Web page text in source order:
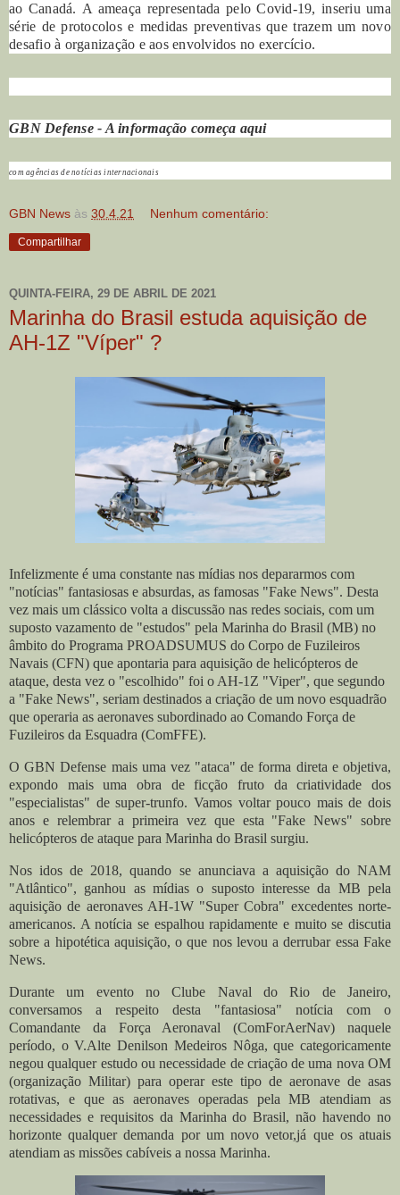
ao Canadá.A ameaça representada pelo Covid-19, inseriu uma
série de protocolos e medidas preventivas que trazem um novo
desafio à organização e aos envolvidos no exercício.
GBN Defense - A informação começa aqui
com agências de notícias internacionais
GBN News às 30.4.21 Nenhum comentário:
Compartilhar
QUINTA-FEIRA, 29 DE ABRIL DE 2021
Marinha do Brasil estuda aquisição de
AH-1Z "Víper" ?
Infelizmente é uma constante nas mídias nos depararmos com
"notícias" fantasiosas e absurdas, as famosas "Fake News". Desta
vez mais um clássico volta a discussão nas redes sociais, com um
suposto vazamento de "estudos" pela Marinha do Brasil (MB) no
âmbito do Programa PROADSUMUS do Corpo de Fuzileiros
Navais (CFN) que apontaria para aquisição de helicópteros de
ataque, desta vez o "escolhido" foi o AH-1Z "Viper", que segundo
a "Fake News", seriam destinados a criação de um novo esquadrão
que operaria as aeronaves subordinado ao Comando Força de
Fuzileiros da Esquadra (ComFFE).
O GBN Defense mais uma vez "ataca" de forma direta e objetiva,
expondo mais uma obra de ficção fruto da criatividade dos
"especialistas" de super-trunfo. Vamos voltar pouco mais de dois
anos e relembrar a primeira vez que esta "Fake News" sobre
helicópteros de ataque para Marinha do Brasil surgiu.
Nos idos de 2018, quando se anunciava a aquisição do NAM
"Atlântico", ganhou as mídias o suposto interesse da MB pela
aquisição de aeronaves AH-1W "Super Cobra" excedentes norte-
americanos. A notícia se espalhou rapidamente e muito se discutia
sobre a hipotética aquisição, o que nos levou a derrubar essa Fake
News.
Durante um evento no Clube Naval do Rio de Janeiro,
conversamos a respeito desta "fantasiosa" notícia com o
Comandante da Força Aeronaval (ComForAerNav) naquele
período, o V.Alte Denilson Medeiros Nôga, que categoricamente
negou qualquer estudo ou necessidade de criação de uma nova OM
(organização Militar) para operar este tipo de aeronave de asas
rotativas, e que as aeronaves operadas pela MB atendiam as
necessidades e requisitos da Marinha do Brasil, não havendo no
horizonte qualquer demanda por um novo vetor,já que os atuais
atendiam as missões cabíveis a nossa Marinha.